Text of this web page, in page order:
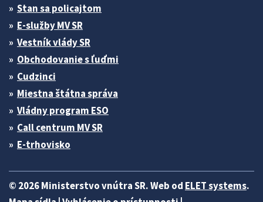
Stan sa policajtom
E-služby MV SR
Vestník vlády SR
Obchodovanie s ľuďmi
Cudzinci
Miestna štátna správa
Vládny program ESO
Call centrum MV SR
E-trhovisko
© 2026 Ministerstvo vnútra SR. Web od ELET systems.